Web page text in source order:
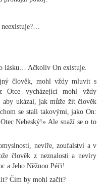
neexistuje?…
lásku… Ačkoliv On existuje.
člověk, mohl vždy mluvit s
Otce vycházející mohl vždy
ukázal, jak může žít člověk
se stali takovými, jako On:
Nebeský!» Ale snaží se o to
nevíře, zoufalství a v
člověk z neznalosti a nevíry
a Jeho Něžnou Péči!
Čím by mohl začít?